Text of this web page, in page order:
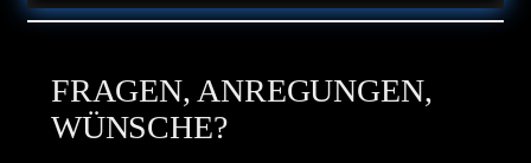
FRAGEN, ANREGUNGEN,
WÜNSCHE?